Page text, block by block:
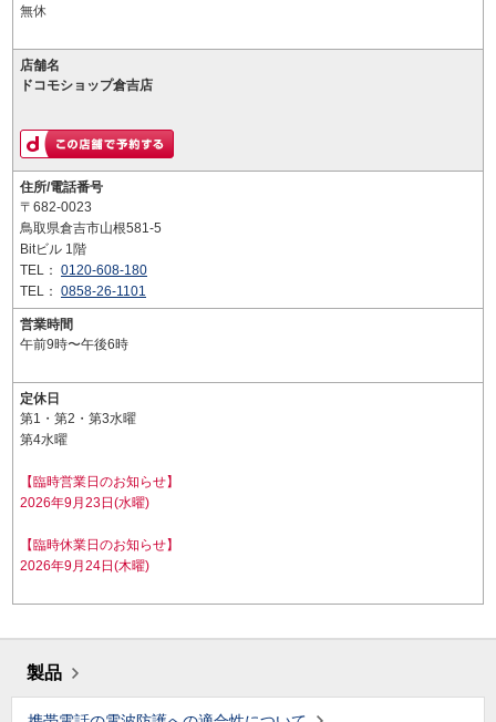
無休
店舗名
ドコモショップ倉吉店
住所/電話番号
〒682-0023
鳥取県倉吉市山根581-5
Bitビル 1階
TEL： 0120-608-180
TEL： 0858-26-1101
営業時間
午前9時〜午後6時
定休日
第1・第2・第3水曜
第4水曜
【臨時営業日のお知らせ】
2026年9月23日(水曜)
【臨時休業日のお知らせ】
2026年9月24日(木曜)
製品